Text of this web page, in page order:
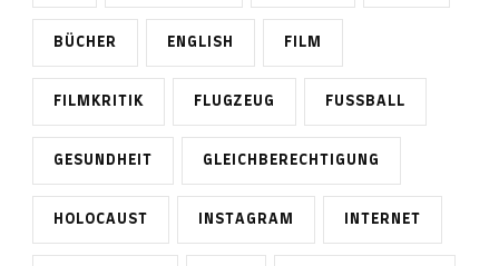
BÜCHER ENGLISH FILM
FILMKRITIK FLUGZEUG FUSSBALL
GESUNDHEIT GLEICHBERECHTIGUNG
HOLOCAUST INSTAGRAM INTERNET